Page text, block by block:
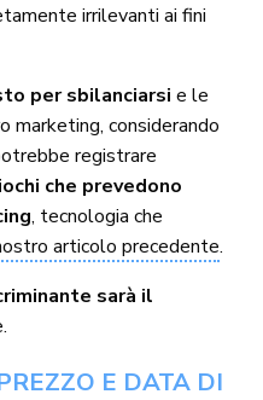
irrilevanti ai fini
per sbilanciarsi e le
marketing, considerando
registrare
che prevedono
, tecnologia che
articolo precedente.
sarà il
E DATA DI